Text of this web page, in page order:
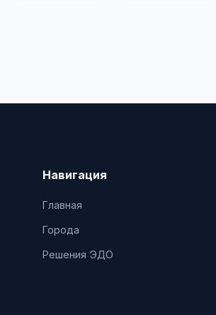
Навигация
Главная
Города
Решения ЭДО